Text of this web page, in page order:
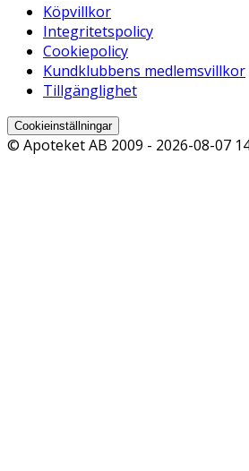
Köpvillkor
Integritetspolicy
Cookiepolicy
Kundklubbens medlemsvillkor
Tillgänglighet
Cookieinställningar
© Apoteket AB 2009 - 2026-08-07